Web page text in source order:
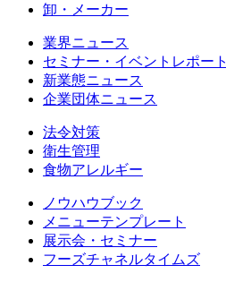
卸・メーカー
業界ニュース
セミナー・イベントレポート
新業態ニュース
企業団体ニュース
法令対策
衛生管理
食物アレルギー
ノウハウブック
メニューテンプレート
展示会・セミナー
フーズチャネルタイムズ